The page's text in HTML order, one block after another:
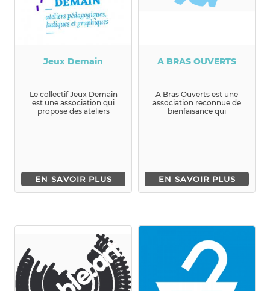
Jeux Demain
Le collectif Jeux Demain
est une association qui
propose des ateliers
EN SAVOIR PLUS
A BRAS OUVERTS
A Bras Ouverts est une
association reconnue de
bienfaisance qui
EN SAVOIR PLUS